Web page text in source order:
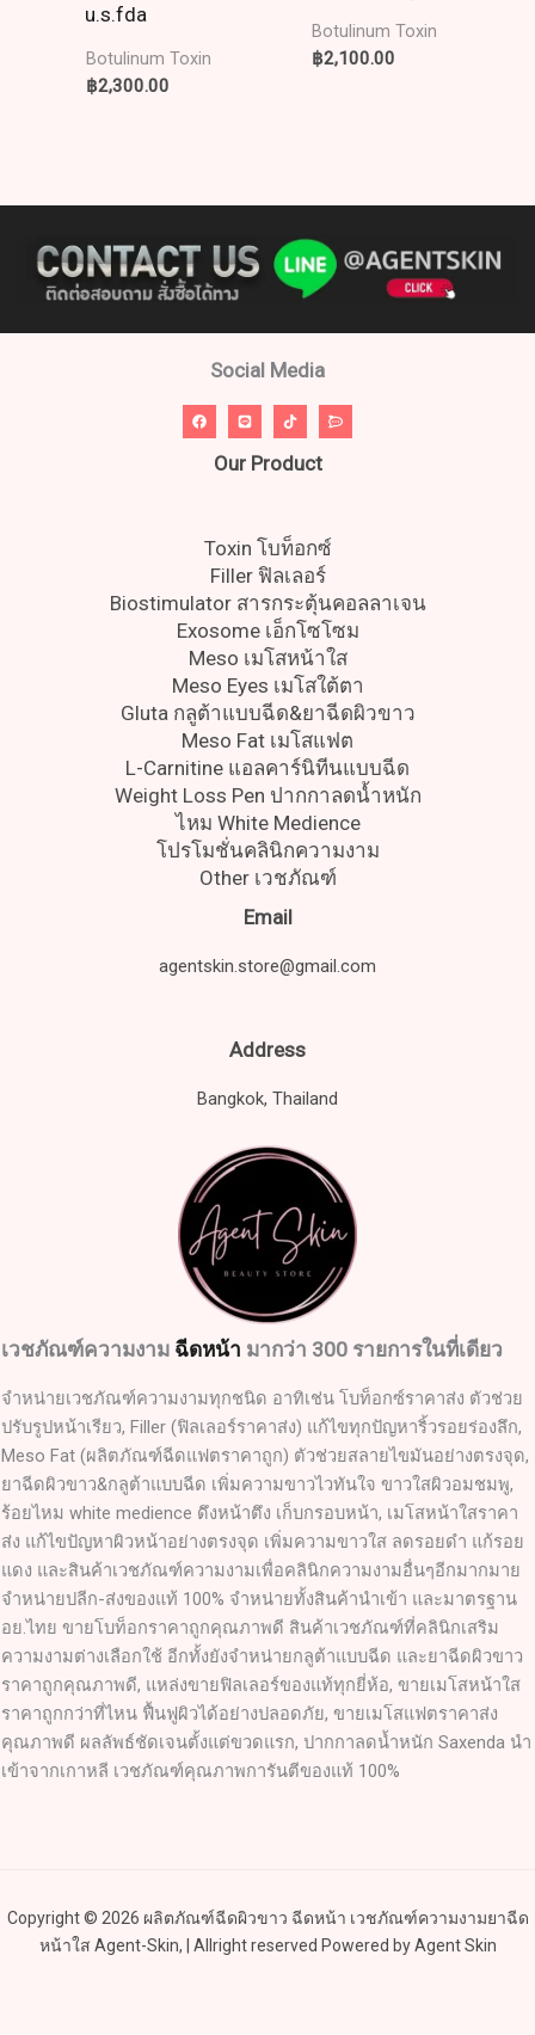
u.s.fda
Botulinum Toxin
฿2,300.00
Botulinum Toxin
฿2,100.00
Social Media
Our Product
Toxin โบท็อกซ์
Filler ฟิลเลอร์
Biostimulator สารกระตุ้นคอลลาเจน
Exosome เอ็กโซโซม
Meso เมโสหน้าใส
Meso Eyes เมโสใต้ตา
Gluta กลูต้าแบบฉีด&ยาฉีดผิวขาว
Meso Fat เมโสแฟต
L-Carnitine แอลคาร์นิทีนแบบฉีด
Weight Loss Pen ปากกาลดน้ำหนัก
ไหม White Medience
โปรโมชั่นคลินิกความงาม
Other เวชภัณฑ์
Email
agentskin.store@gmail.com
Address
Bangkok, Thailand
เวชภัณฑ์ความงาม ฉีดหน้า มากว่า 300 รายการในที่เดียว
จำหน่ายเวชภัณฑ์ความงามทุกชนิด อาทิเช่น โบท็อกซ์ราคาส่ง ตัวช่วย
ปรับรูปหน้าเรียว, Filler (ฟิลเลอร์ราคาส่ง) แก้ไขทุกปัญหาริ้วรอยร่องลึก,
Meso Fat (ผลิตภัณฑ์ฉีดแฟตราคาถูก) ตัวช่วยสลายไขมันอย่างตรงจุด,
ยาฉีดผิวขาว&กลูต้าแบบฉีด เพิ่มความขาวไวทันใจ ขาวใสผิวอมชมพู,
ร้อยไหม white medience ดึงหน้าตึง เก็บกรอบหน้า, เมโสหน้าใสราคา
ส่ง แก้ไขปัญหาผิวหน้าอย่างตรงจุด เพิ่มความขาวใส ลดรอยดำ แก้รอย
แดง และสินค้าเวชภัณฑ์ความงามเพื่อคลินิกความงามอื่นๆอีกมากมาย
จำหน่ายปลีก-ส่งของแท้ 100% จำหน่ายทั้งสินค้านำเข้า และมาตรฐาน
อย.ไทย ขายโบท็อกราคาถูกคุณภาพดี สินค้าเวชภัณฑ์ที่คลินิกเสริม
ความงามต่างเลือกใช้ อีกทั้งยังจำหน่ายกลูต้าแบบฉีด และยาฉีดผิวขาว
ราคาถูกคุณภาพดี, แหล่งขายฟิลเลอร์ของแท้ทุกยี่ห้อ, ขายเมโสหน้าใส
ราคาถูกกว่าที่ไหน ฟื้นฟูผิวได้อย่างปลอดภัย, ขายเมโสแฟตราคาส่ง
คุณภาพดี ผลลัพธ์ชัดเจนตั้งแต่ขวดแรก, ปากกาลดน้ำหนัก Saxenda นำ
เข้าจากเกาหลี เวชภัณฑ์คุณภาพการันตีของแท้ 100%
Copyright © 2026 ผลิตภัณฑ์ฉีดผิวขาว ฉีดหน้า เวชภัณฑ์ความงามยาฉีด
หน้าใส Agent-Skin, | Allright reserved Powered by Agent Skin